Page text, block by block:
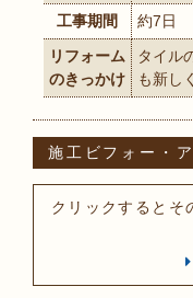
工事期間
約7日
リフォーム
のきっかけ
タイル
も新し
施工ビフォー・
クリックするとそ